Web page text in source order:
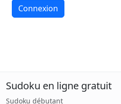
Connexion
Sudoku en ligne gratuit
Sudoku débutant